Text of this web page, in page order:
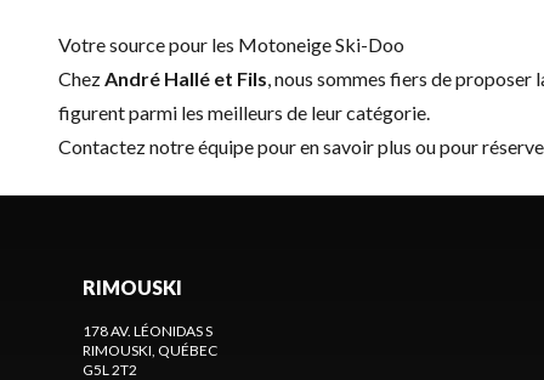
Votre source pour les Motoneige Ski-Doo
Chez André Hallé et Fils , nous sommes fiers de
figurent parmi les meilleurs de leur catégorie.
Contactez notre équipepour en savoir plus ou pour
RIMOUSKI
178 AV. LÉONIDAS S
RIMOUSKI , QUÉBEC
G5L 2T2